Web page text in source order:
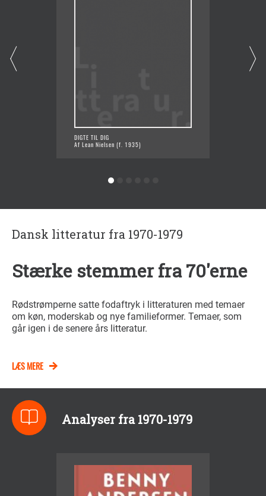
DIGTE TIL DIG
Af Lean Nielsen (f. 1935)
Dansk litteratur fra 1970-1979
Stærke stemmer fra 70'erne
Rødstrømperne satte fodaftryk i litteraturen med temaer
om køn, moderskab og nye familieformer. Temaer, som
går igen i de senere års litteratur.
LÆS MERE
Analyser fra 1970-1979